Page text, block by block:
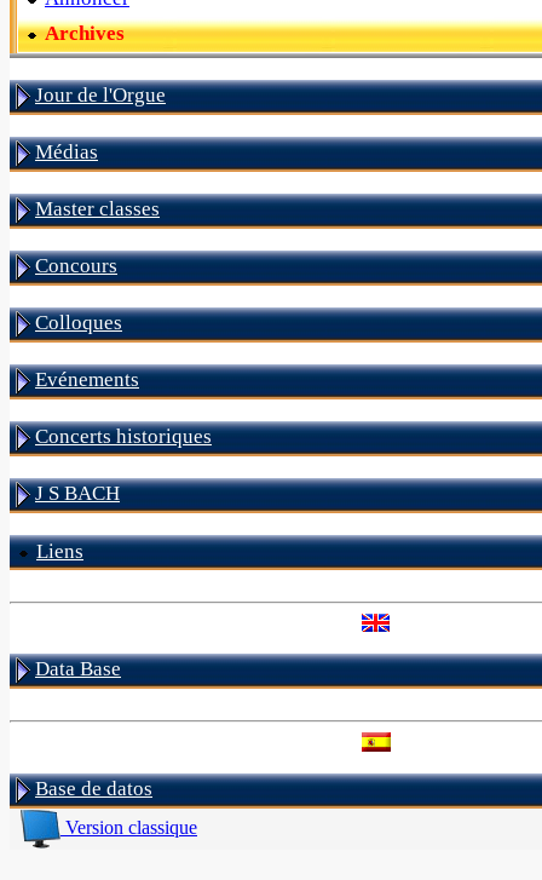
Archives
Jour de l'Orgue
Médias
Master classes
Concours
Colloques
Evénements
Concerts historiques
J S BACH
Liens
Data Base
Base de datos
Version classique